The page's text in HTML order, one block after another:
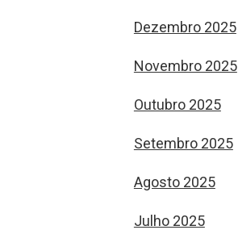
Dezembro 2025
Novembro 2025
Outubro 2025
Setembro 2025
Agosto 2025
Julho 2025